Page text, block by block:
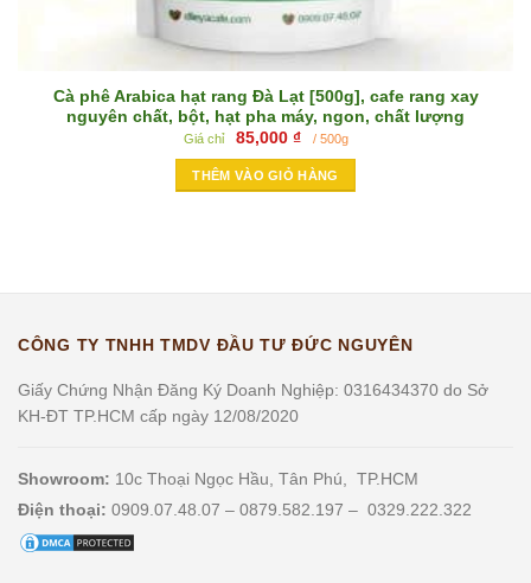
Cà phê Arabica hạt rang Đà Lạt [500g], cafe rang xay
nguyên chất, bột, hạt pha máy, ngon, chất lượng
Giá chỉ 85,000 ₫ / 500g
THÊM VÀO GIỎ HÀNG
CÔNG TY TNHH TMDV ĐẦU TƯ ĐỨC NGUYÊN
Giấy Chứng Nhận Đăng Ký Doanh Nghiệp: 0316434370 do Sở
KH-ĐT TP.HCM cấp ngày 12/08/2020
Showroom: 10c Thoại Ngọc Hầu, Tân Phú, TP.HCM
Điện thoại: 0909.07.48.07 – 0879.582.197 – 0329.222.322